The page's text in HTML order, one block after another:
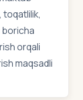
toqatlilik,
boricha
orqali
maqsadli